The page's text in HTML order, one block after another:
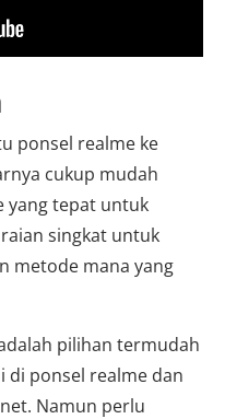
ponsel realme ke
cukup mudah
yang tepat untuk
singkat untuk
metode mana yang
pilihan termudah
di ponsel realme dan
Namun perlu